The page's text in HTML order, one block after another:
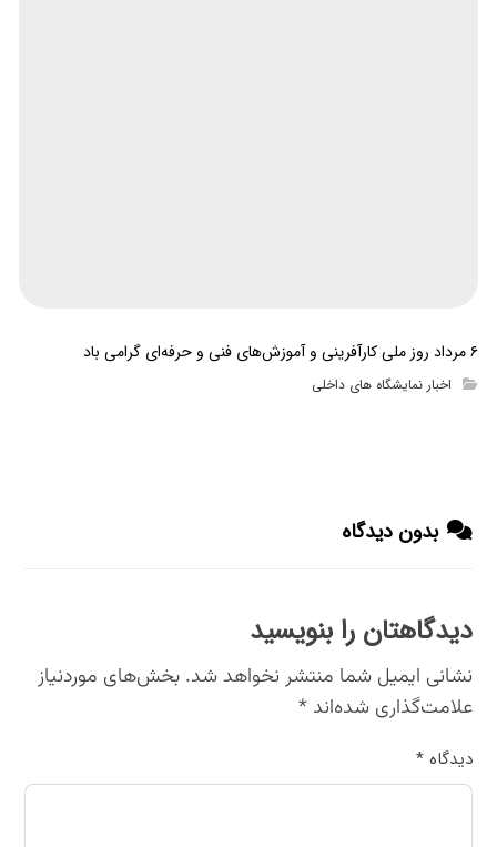
۶ مرداد روز ملی کارآفرینی و آموزش‌های فنی و حرفه‌ای گرامی باد
اخبار نمایشگاه های داخلی
بدون دیدگاه
دیدگاهتان را بنویسید
نشانی ایمیل شما منتشر نخواهد شد. بخش‌های موردنیاز
علامت‌گذاری شده‌اند*
دیدگاه*